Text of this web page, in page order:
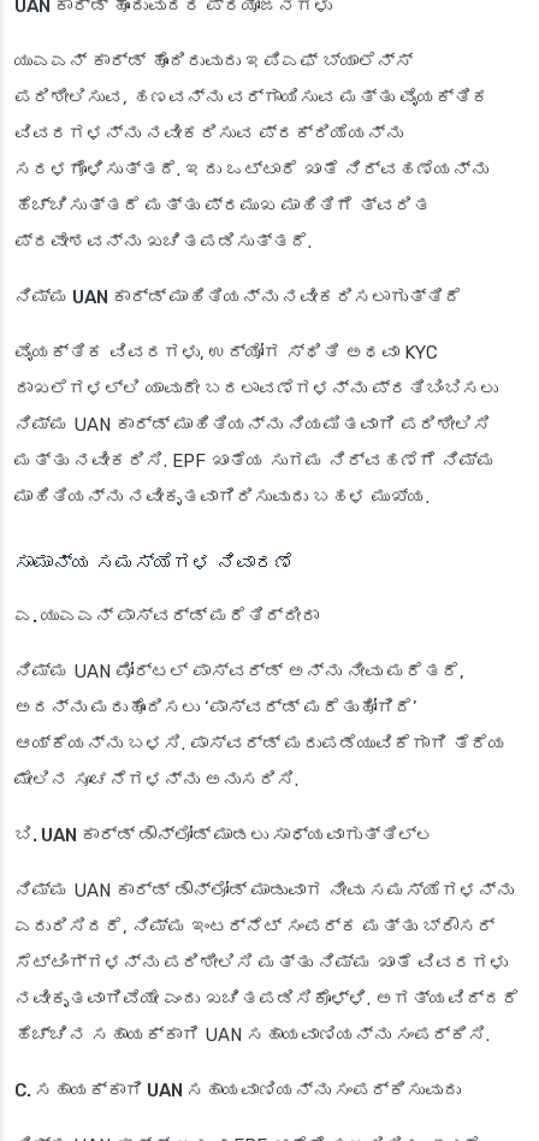
UAN ಕಾರ್ಡ್ ಹೊಂದುವುದರ ಪ್ರಯೋಜನಗಳು
ಯುಎಎನ್ ಕಾರ್ಡ್ ಹೊಂದಿರುವುದು ಇಪಿಎಫ್ ಬ್ಯಾಲೆನ್ಸ್
ಪರಿಶೀಲಿಸುವ, ಹಣವನ್ನು ವರ್ಗಾಯಿಸುವ ಮತ್ತು ವೈಯಕ್ತಿಕ
ವಿವರಗಳನ್ನು ನವೀಕರಿಸುವ ಪ್ರಕ್ರಿಯೆಯನ್ನು
ಸರಳಗೊಳಿಸುತ್ತದೆ. ಇದು ಒಟ್ಟಾರೆ ಖಾತೆ ನಿರ್ವಹಣೆಯನ್ನು
ಹೆಚ್ಚಿಸುತ್ತದೆ ಮತ್ತು ಪ್ರಮುಖ ಮಾಹಿತಿಗೆ ತ್ವರಿತ
ಪ್ರವೇಶವನ್ನು ಖಚಿತಪಡಿಸುತ್ತದೆ.
ನಿಮ್ಮ UAN ಕಾರ್ಡ್ ಮಾಹಿತಿಯನ್ನು ನವೀಕರಿಸಲಾಗುತ್ತಿದೆ
ವೈಯಕ್ತಿಕ ವಿವರಗಳು, ಉದ್ಯೋಗ ಸ್ಥಿತಿ ಅಥವಾ KYC
ದಾಖಲೆಗಳಲ್ಲಿ ಯಾವುದೇ ಬದಲಾವಣೆಗಳನ್ನು ಪ್ರತಿಬಿಂಬಿಸಲು
ನಿಮ್ಮ UAN ಕಾರ್ಡ್ ಮಾಹಿತಿಯನ್ನು ನಿಯಮಿತವಾಗಿ ಪರಿಶೀಲಿಸಿ
ಮತ್ತು ನವೀಕರಿಸಿ. EPF ಖಾತೆಯ ಸುಗಮ ನಿರ್ವಹಣೆಗೆ ನಿಮ್ಮ
ಮಾಹಿತಿಯನ್ನು ನವೀಕೃತವಾಗಿರಿಸುವುದು ಬಹಳ ಮುಖ್ಯ.
ಸಾಮಾನ್ಯ ಸಮಸ್ಯೆಗಳ ನಿವಾರಣೆ
ಎ. ಯುಎಎನ್ ಪಾಸ್‌ವರ್ಡ್ ಮರೆತಿದ್ದೀರಾ
ನಿಮ್ಮ UAN ಪೋರ್ಟಲ್ ಪಾಸ್‌ವರ್ಡ್ ಅನ್ನು ನೀವು ಮರೆತರೆ,
ಅದನ್ನು ಮರುಹೊಂದಿಸಲು ‘ಪಾಸ್‌ವರ್ಡ್ ಮರೆತುಹೋಗಿದೆ’
ಆಯ್ಕೆಯನ್ನು ಬಳಸಿ. ಪಾಸ್‌ವರ್ಡ್ ಮರುಪಡೆಯುವಿಕೆಗಾಗಿ ತೆರೆಯ
ಮೇಲಿನ ಸೂಚನೆಗಳನ್ನು ಅನುಸರಿಸಿ.
ಬಿ. UAN ಕಾರ್ಡ್ ಡೌನ್‌ಲೋಡ್ ಮಾಡಲು ಸಾಧ್ಯವಾಗುತ್ತಿಲ್ಲ
ನಿಮ್ಮ UAN ಕಾರ್ಡ್ ಡೌನ್‌ಲೋಡ್ ಮಾಡುವಾಗ ನೀವು ಸಮಸ್ಯೆಗಳನ್ನು
ಎದುರಿಸಿದರೆ, ನಿಮ್ಮ ಇಂಟರ್ನೆಟ್ ಸಂಪರ್ಕ ಮತ್ತು ಬ್ರೌಸರ್
ಸೆಟ್ಟಿಂಗ್‌ಗಳನ್ನು ಪರಿಶೀಲಿಸಿ ಮತ್ತು ನಿಮ್ಮ ಖಾತೆ ವಿವರಗಳು
ನವೀಕೃತವಾಗಿವೆಯೇ ಎಂದು ಖಚಿತಪಡಿಸಿಕೊಳ್ಳಿ. ಅಗತ್ಯವಿದ್ದರೆ
ಹೆಚ್ಚಿನ ಸಹಾಯಕ್ಕಾಗಿ UAN ಸಹಾಯವಾಣಿಯನ್ನು ಸಂಪರ್ಕಿಸಿ.
C. ಸಹಾಯಕ್ಕಾಗಿ UAN ಸಹಾಯವಾಣಿಯನ್ನು ಸಂಪರ್ಕಿಸುವುದು